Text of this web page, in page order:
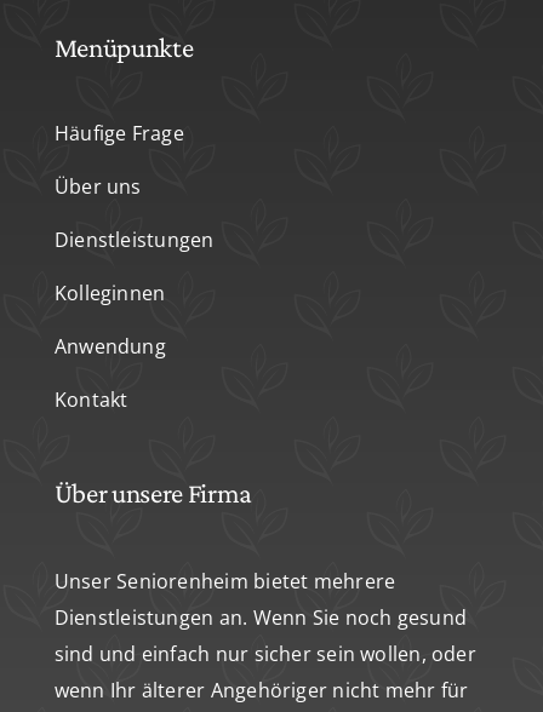
Menüpunkte
Häufige Frage
Über uns
Dienstleistungen
Kolleginnen
Anwendung
Kontakt
Über unsere Firma
Unser Seniorenheim bietet mehrere
Dienstleistungen an. Wenn Sie noch gesund
sind und einfach nur sicher sein wollen, oder
wenn Ihr älterer Angehöriger nicht mehr für